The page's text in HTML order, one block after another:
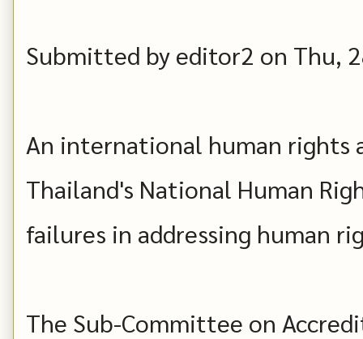
Submitted by editor2 on Thu,
An international human rights
Thailand's National Human
failures in addressing human
The Sub-Committee on